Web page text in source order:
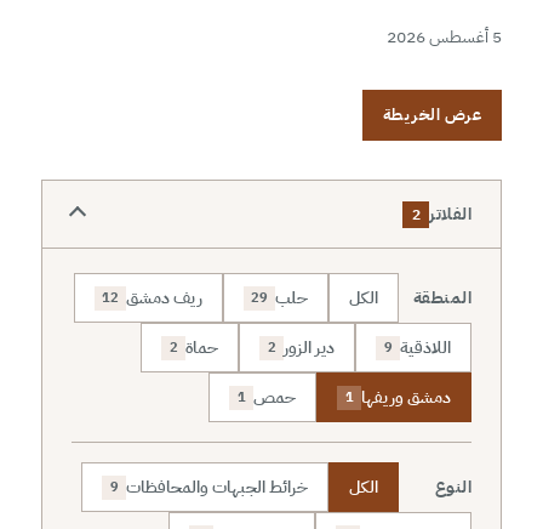
5 أغسطس 2026
عرض الخريطة
الفلاتر 2
المنطقة الكل حلب 29 ريف دمشق 12
اللاذقية 9 دير الزور 2 حماة 2
دمشق وريفها 1 حمص 1
النوع الكل خرائط الجبهات والمحافظات 9